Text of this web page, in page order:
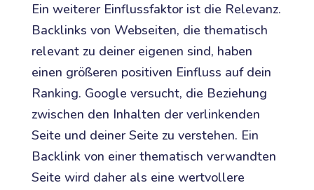
Ein weiterer Einflussfaktor ist die Relevanz.
Backlinks von Webseiten, die thematisch
relevant zu deiner eigenen sind, haben
einen größeren positiven Einfluss auf dein
Ranking. Google versucht, die Beziehung
zwischen den Inhalten der verlinkenden
Seite und deiner Seite zu verstehen. Ein
Backlink von einer thematisch verwandten
Seite wird daher als eine wertvollere